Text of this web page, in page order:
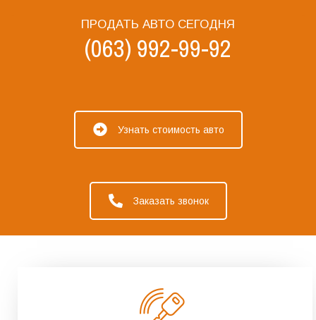
ПРОДАТЬ АВТО СЕГОДНЯ
(063) 992-99-92
Узнать стоимость авто
Заказать звонок